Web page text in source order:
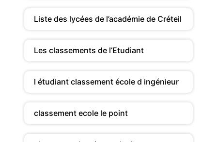
Liste des lycées de l’académie de Créteil
Les classements de l’Etudiant
l étudiant classement école d ingénieur
classement ecole le point